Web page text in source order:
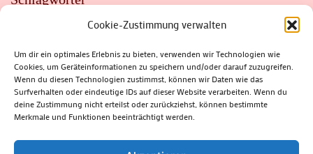
Cookie-Zustimmung verwalten
Um dir ein optimales Erlebnis zu bieten, verwenden wir Technologien wie
Cookies, um Geräteinformationen zu speichern und/oder darauf zuzugreifen.
Wenn du diesen Technologien zustimmst, können wir Daten wie das
Surfverhalten oder eindeutige IDs auf dieser Website verarbeiten. Wenn du
deine Zustimmung nicht erteilst oder zurückziehst, können bestimmte
Merkmale und Funktionen beeinträchtigt werden.
FAHRRAD
FLOHMARKT FOLK GEWINNSPIEL
HITZE
HITZEFALLE AUTO
IRISH DANCE JAZZ
KABARETT
KINDER
KIRMES KLASSIK
KLEINE SUHLER REIHE
KRIMI
KULTUR LESUNG LOTTO
MEININGEN
PARASITEN
PILZE SCHLEUSINGEN
SCHULWEG
SOMMERFERIEN
SPORT SRH
STADTFEST
STADTMARKETING
STRASSENSPERRUNG
SUHL
SUHLER FRÜHLING
SUHLER STADTMARKETING
THÜRINGER WALD
ZELLA-MEHLIS